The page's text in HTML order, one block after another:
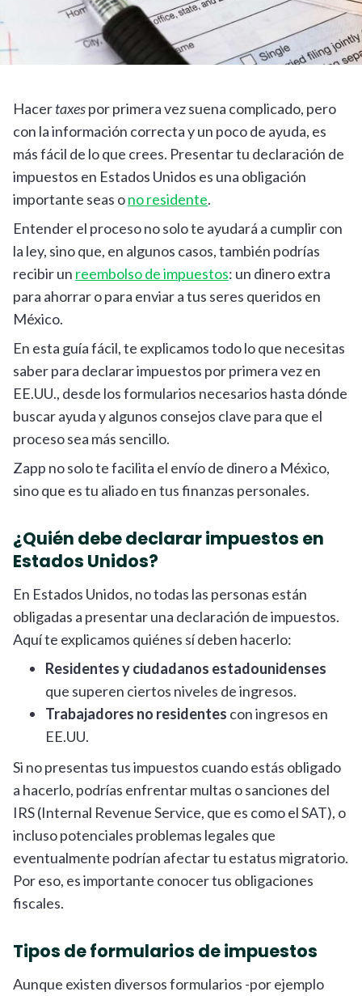
Hacertaxespor primera vez suena complicado, pero
con la información correcta y un poco de ayuda, es
más fácil de lo que crees. Presentar tu declaración de
impuestos en Estados Unidos es una obligación
importante seas ono residente.
Entender el proceso no solo te ayudará a cumplir con
la ley, sino que, en algunos casos, también podrías
recibir un reembolso de impuestos: un dinero extra
para ahorrar o para enviar a tus seres queridos en
México.
En esta guía fácil, te explicamos todo lo que necesitas
saber para declarar impuestos por primera vez en
EE.UU., desde los formularios necesarios hasta dónde
buscar ayuda y algunos consejos clave para que el
proceso sea más sencillo.
Zapp no solo te facilita el envío de dinero a México,
sino que es tu aliado en tus finanzas personales.
¿Quién debe declarar impuestos en
Estados Unidos?
En Estados Unidos, no todas las personas están
obligadas a presentar una declaración de impuestos.
Aquí te explicamos quiénes sí deben hacerlo:
Residentes y ciudadanos estadounidenses
que superen ciertos niveles de ingresos.
Trabajadores no residentes con ingresos en
EE.UU.
Si no presentas tus impuestos cuando estás obligado
a hacerlo, podrías enfrentar multas o sanciones del
IRS (Internal Revenue Service, que es como el SAT), o
incluso potenciales problemas legales que
eventualmente podrían afectar tu estatus migratorio.
Por eso, es importante conocer tus obligaciones
fiscales.
Tipos de formularios de impuestos
Aunque existen diversos formularios -por ejemplo